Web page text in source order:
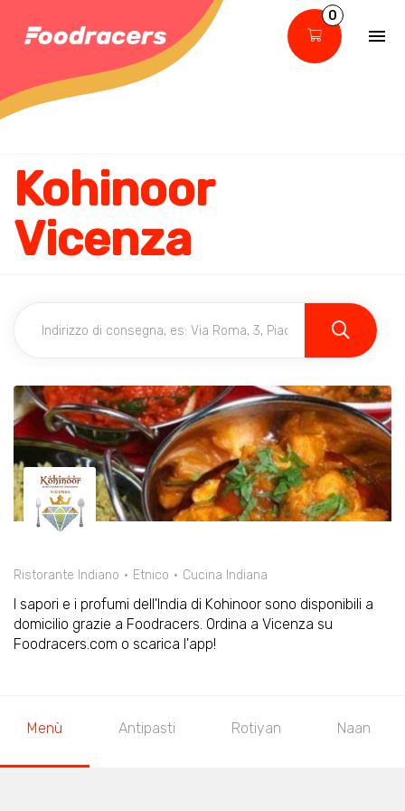
0
Kohinoor
Vicenza
Ristorante Indiano Etnico Cucina Indiana
I sapori e i profumi dell'India di Kohinoor sono disponibili a
domicilio grazie a Foodracers. Ordina a Vicenza su
Foodracers.com o scarica l'app!
Menù Antipasti Rotiyan Naan